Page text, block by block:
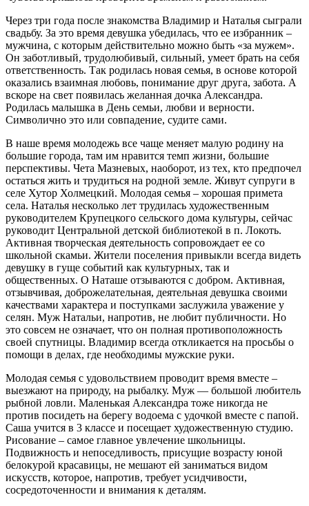
Через три года после знакомства Владимир и Наталья сыграли
свадьбу. За это время девушка убедилась, что ее избранник –
мужчина, с которым действительно можно быть «за мужем».
Он заботливый, трудолюбивый, сильный, умеет брать на себя
ответственность. Так родилась новая семья, в основе которой
оказались взаимная любовь, понимание друг друга, забота. А
вскоре на свет появилась желанная дочка Александра.
Родилась малышка в День семьи, любви и верности.
Символично это или совпадение, судите сами.
В наше время молодежь все чаще меняет малую родину на
большие города, там им нравится темп жизни, большие
перспективы. Чета Мазневых, наоборот, из тех, кто предпочел
остаться жить и трудиться на родной земле. Живут супруги в
селе Хутор Холмецкий. Молодая семья – хорошая примета
села. Наталья несколько лет трудилась художественным
руководителем Крупецкого сельского дома культуры, сейчас
руководит Центральной детской библиотекой в п. Локоть.
Активная творческая деятельность сопровождает ее со
школьной скамьи. Жители поселения привыкли всегда видеть
девушку в гуще событий как культурных, так и
общественных. О Наташе отзываются с добром. Активная,
отзывчивая, доброжелательная, деятельная девушка своими
качествами характера и поступками заслужила уважение у
селян. Муж Натальи, напротив, не любит публичности. Но
это совсем не означает, что он полная противоположность
своей спутницы. Владимир всегда откликается на просьбы о
помощи в делах, где необходимы мужские руки.
Молодая семья с удовольствием проводит время вместе –
выезжают на природу, на рыбалку. Муж — большой любитель
рыбной ловли. Маленькая Александра тоже никогда не
против посидеть на берегу водоема с удочкой вместе с папой.
Саша учится в 3 классе и посещает художественную студию.
Рисование – самое главное увлечение школьницы.
Подвижность и непоседливость, присущие возрасту юной
белокурой красавицы, не мешают ей заниматься видом
искусств, которое, напротив, требует усидчивости,
сосредоточенности и внимания к деталям.